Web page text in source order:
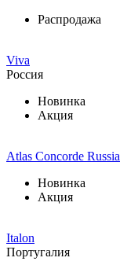
Распродажа
Viva
Россия
Новинка
Акция
Atlas Concorde Russia
Новинка
Акция
Italon
Португалия